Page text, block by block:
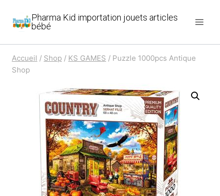
Pharma Kid importation jouets articles
bébé
Accueil / Shop / KS GAMES / Puzzle 1000pcs Antique
Shop